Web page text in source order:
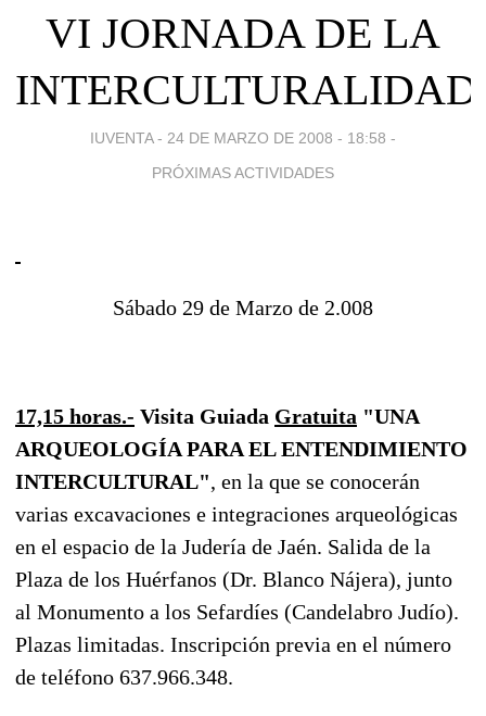
VI JORNADA DE LA
INTERCULTURALIDAD
IUVENTA - 24 DE MARZO DE 2008 - 18:58 -
PRÓXIMAS ACTIVIDADES
Sábado 29 de Marzo de 2.008
17,15 horas.- Visita Guiada Gratuita "UNA
ARQUEOLOGÍA PARA EL ENTENDIMIENTO
INTERCULTURAL", en la que se conocerán
varias excavaciones e integraciones arqueológicas
en el espacio de la Judería de Jaén. Salida de la
Plaza de los Huérfanos (Dr. Blanco Nájera), junto
al Monumento a los Sefardíes (Candelabro Judío).
Plazas limitadas. Inscripción previa en el número
de teléfono 637.966.348.